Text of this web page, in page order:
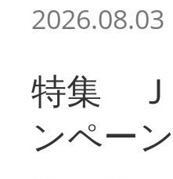
2026.08.03
特集 Ｊ
ンペーン